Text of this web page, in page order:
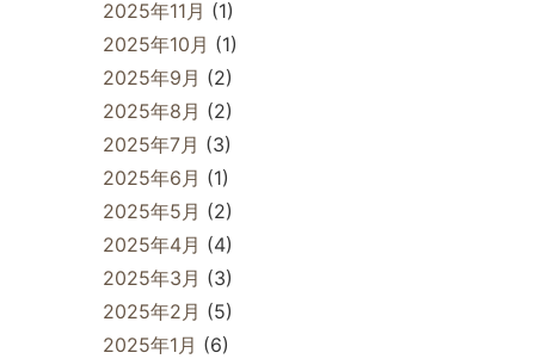
2025年11月 (1)
2025年10月 (1)
2025年9月 (2)
2025年8月 (2)
2025年7月 (3)
2025年6月 (1)
2025年5月 (2)
2025年4月 (4)
2025年3月 (3)
2025年2月 (5)
2025年1月 (6)